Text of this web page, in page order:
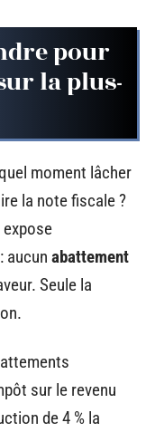
pour
la plus-
moment lâcher
la note fiscale ?
aucun abattement
Seule la
sur le revenu
de 4 % la